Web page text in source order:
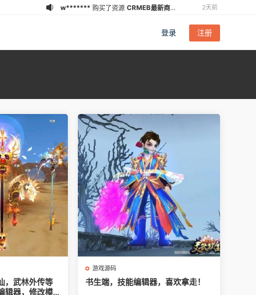
登录 注册
w******* 购买了资源 CRMEB最新商城
2天前
2周前
w****9加入了本站 4周前
王***6加入了本站 2026-06-29
z******7登录了本站 2026-06-21
a******n登录了本站
w******* 下载了资源 CRMEB最新商城
系统V6.0.0开源系统对接易支付插件
，武林外传等
辑器，修改模
游戏源码
书生端，技能编辑器，喜欢拿走！